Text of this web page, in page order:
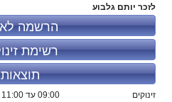
לזכר יותם גלבוע
הרשמה
רשימת
תוצאות
זינוקים 09:00 עד 11:00